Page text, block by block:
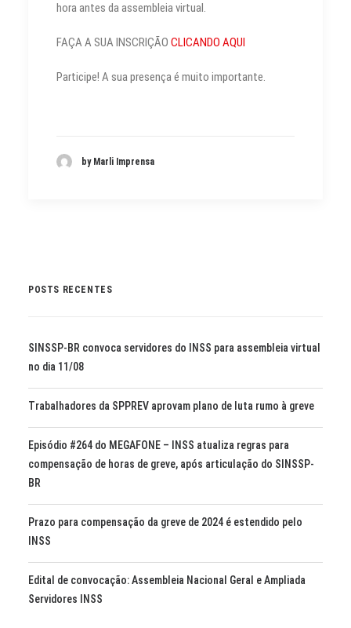
hora antes da assembleia virtual.
FAÇA A SUA INSCRIÇÃO CLICANDO AQUI
Participe! A sua presença é muito importante.
by Marli Imprensa
POSTS RECENTES
SINSSP-BR convoca servidores do INSS para assembleia virtual
no dia 11/08
Trabalhadores da SPPREV aprovam plano de luta rumo à greve
Episódio #264 do MEGAFONE – INSS atualiza regras para
compensação de horas de greve, após articulação do SINSSP-
BR
Prazo para compensação da greve de 2024 é estendido pelo
INSS
Edital de convocação: Assembleia Nacional Geral e Ampliada
Servidores INSS